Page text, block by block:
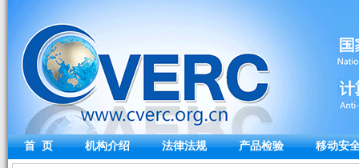
首 页 机构介绍 法律法规 产品检验 移动安